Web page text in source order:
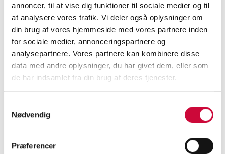
annoncer, til at vise dig funktioner til sociale medier og til
at analysere vores trafik. Vi deler også oplysninger om
din brug af vores hjemmeside med vores partnere inden
for sociale medier, annonceringspartnere og
analysepartnere. Vores partnere kan kombinere disse
data med andre oplysninger, du har givet dem, eller som
de har indsamlet fra din brug af deres tjenester.
Nødvendig
Præferencer
info@klokkerholm.com.
Rigtig god sommer!
Se flere nyheder